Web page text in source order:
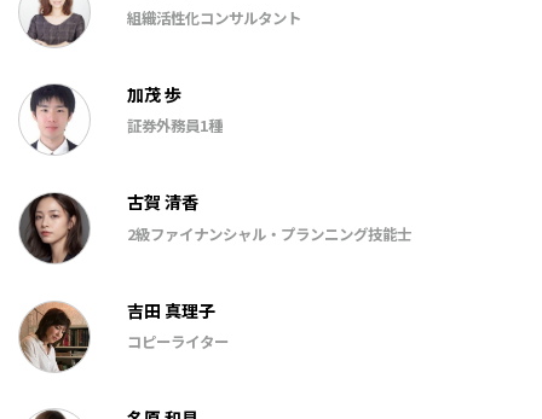
組織活性化コンサルタント
加茂 歩
証券外務員1種
古賀 清香
2級ファイナンシャル・プランニング技能士
吉田 真理子
コピーライター